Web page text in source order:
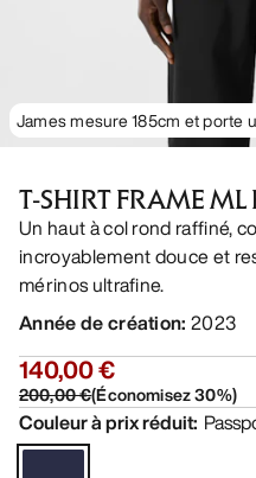
James mesure 185cm et porte
T-SHIRT FRAME
Un haut à col rond raffiné,
incroyablement douce et
mérinos ultrafine.
Année de création: 2023
140,00 €
200,00 €(Économisez30%)
Couleur à prix réduit: